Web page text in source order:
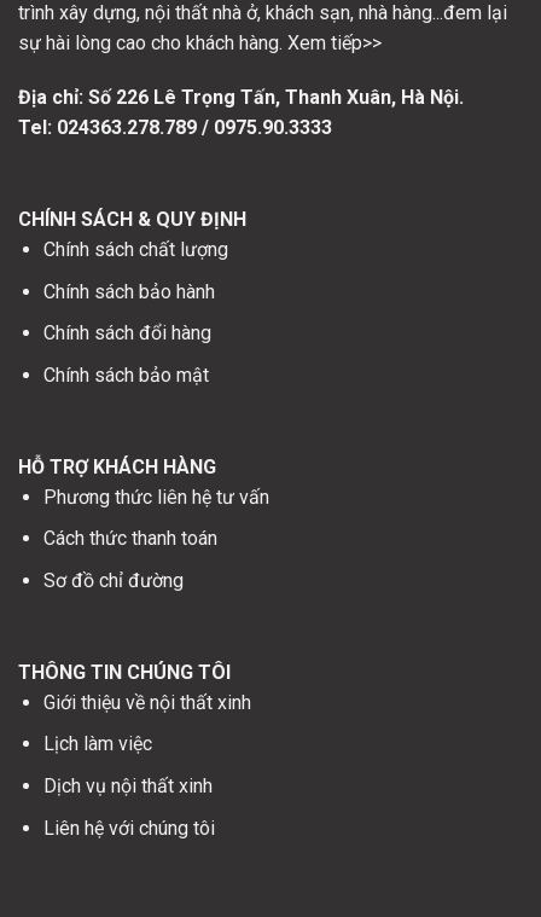
trình xây dựng, nội thất nhà ở, khách sạn, nhà hàng...đem lại
sự hài lòng cao cho khách hàng. Xem tiếp>>
Địa chỉ: Số 226 Lê Trọng Tấn, Thanh Xuân, Hà Nội.
Tel: 024363.278.789 / 0975.90.3333
CHÍNH SÁCH & QUY ĐỊNH
Chính sách chất lượng
Chính sách bảo hành
Chính sách đổi hàng
Chính sách bảo mật
HỖ TRỢ KHÁCH HÀNG
Phương thức liên hệ tư vấn
Cách thức thanh toán
Sơ đồ chỉ đường
THÔNG TIN CHÚNG TÔI
Giới thiệu về nội thất xinh
Lịch làm việc
Dịch vụ nội thất xinh
Liên hệ với chúng tôi